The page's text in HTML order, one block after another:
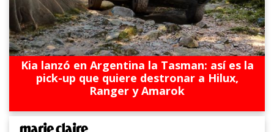
Kia lanzó en Argentina la Tasman: así es la
pick-up que quiere destronar a Hilux,
Ranger y Amarok